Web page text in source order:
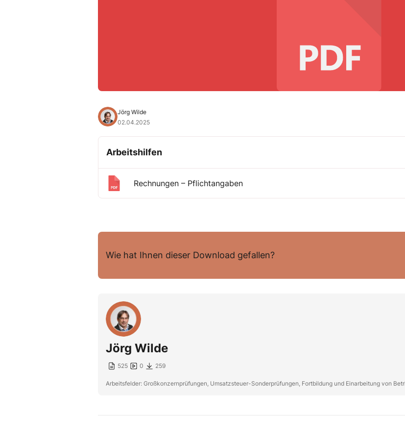
Jörg Wilde
02.04.2025
Arbeitshilfen
Rechnungen – Pflichtangaben
Wie hat Ihnen dieser Download gefallen?
Jörg Wilde
525 0 259
Arbeitsfelder: Großkonzernprüfungen, Umsatzsteuer-Sonderprüfungen, Fortbildung und Einarbeitung von